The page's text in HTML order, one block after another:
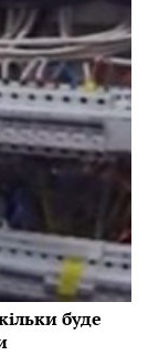
буде